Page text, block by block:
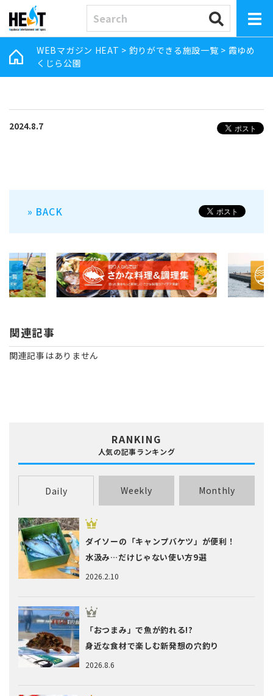
WEBマガジン HEAT > 釣りができる施設一覧 > 霞ゆめ
くじら公園
2024.8.7
» BACK
関連記事
関連記事はありません
RANKING
人気の記事ランキング
Daily Weekly Monthly
2026.2.10
ダイソーの「キャンプバケツ」が便利！
水汲み…だけじゃない使い方9選
2026.8.6
「おつまみ」で魚が釣れる!?
身近な食材で楽しむ新発想の穴釣り